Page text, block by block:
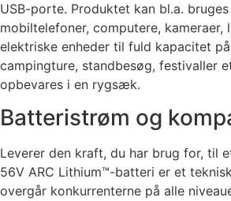
USB-porte. Produktet kan bl.a.
mobiltelefoner, computere, kameraer,
elektriske enheder til fuld kapacitet
campingture, standbesøg, festivaller
opbevares i en rygsæk.
Batteristrøm og
Leverer den kraft, du har brug for, til
56V ARC Lithium™-batteri er et
overgår konkurrenterne på alle